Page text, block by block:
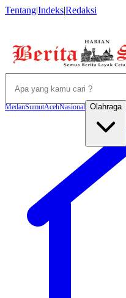
Tentang|Indeks|Redaksi
MedanSumutAcehNasional Olahraga